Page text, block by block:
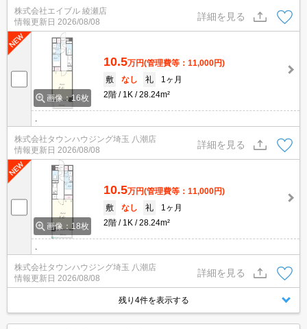
手数料家賃の0.55ヶ月分。
株式会社エイブル 綾瀬店
情報更新日 2026/08/08
詳細を見る
画像：16枚
10.5万円(管理費等：11,000円)
敷
なし 礼
1ヶ月
2階
1K 28.24m²
株式会社タウンハウジング埼玉 八潮店
情報更新日 2026/08/08
詳細を見る
画像：18枚
10.5万円(管理費等：11,000円)
敷
なし 礼
1ヶ月
2階
1K 28.24m²
株式会社タウンハウジング埼玉 八潮店
情報更新日 2026/08/08
詳細を見る
残り4件を表示する